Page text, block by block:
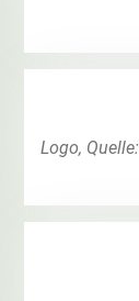
Logo, Quelle: